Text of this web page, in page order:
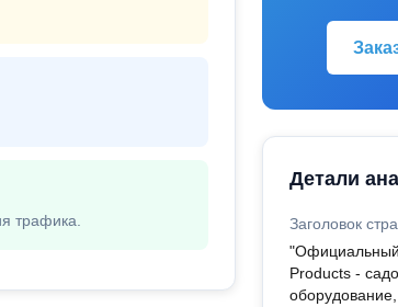
трафика.
Детали
Заголовок
"Официальный
Products -
оборудование,